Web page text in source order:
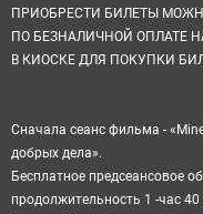
ПРИОБРЕСТИ БИЛЕТЫ
ПО БЕЗНАЛИЧНОЙ ОПЛАТЕ
В КИОСКЕ ДЛЯ ПОКУПКИ
Сначала сеанс фильма -
добрых дела».
Бесплатное предсеансовое
продолжительность 1 -час 40